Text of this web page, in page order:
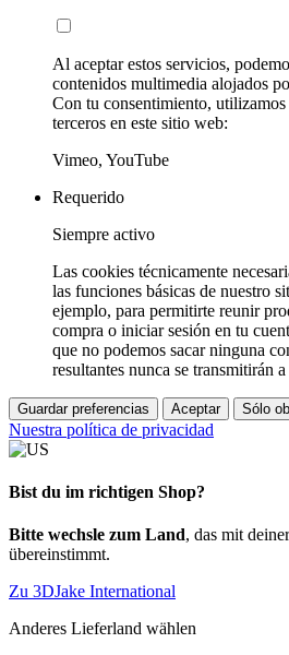
Al aceptar estos servicios,
contenidos multimedia alojados
Con tu consentimiento,
terceros en este sitio web:
Vimeo, YouTube
Requerido
Siempre activo
Las cookies técnicamente
las funciones básicas de nuestro
ejemplo, para permitirte reunir
compra o iniciar sesión en tu
que no podemos sacar ninguna
resultantes nunca se transmitirán a
Guardar preferencias Aceptar Sólo
Nuestra política de privacidad
Bist du im richtigen Shop?
Bitte wechsle zum Land, das mit
übereinstimmt.
Zu 3DJake International
Anderes Lieferland wählen